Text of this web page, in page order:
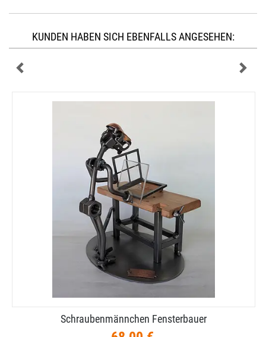
KUNDEN HABEN SICH EBENFALLS ANGESEHEN:
Schraubenmännchen Fensterbauer